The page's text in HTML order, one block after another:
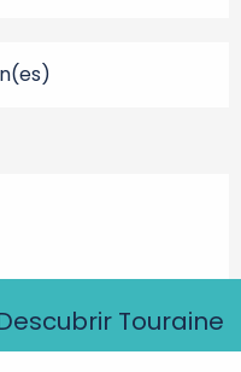
Touraine